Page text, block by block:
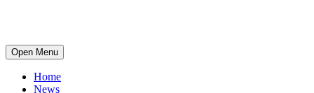
Open Menu
Home
News